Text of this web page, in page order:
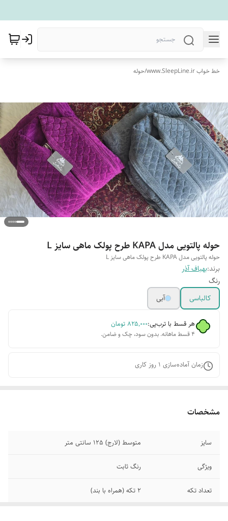
خط خواب www.SleepLine.ir /حوله
حوله پالتویی مدل KAPA طرح پولک ماهی سایز L
حوله پالتویی مدل KAPA طرح پولک ماهی سایز L
برند:بهباف آذر
رنگ
کالباسی
آبی
هر قسط با ترب‌پی:۸۲۵٬۰۰۰ تومان
۴ قسط ماهانه. بدون سود، چک و ضامن.
زمان آماده‌سازی 1 روز کاری
مشخصات
سایز متوسط (لارج) 125 سانتی متر
ویژگی رنگ ثابت
تعداد تکه 2 تکه (همراه با بند)